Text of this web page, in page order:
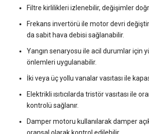
Filtre kirlilikleri izlenebilir, değişimler
Frekans invertörü ile motor devri
da sabit hava debisi sağlanabilir.
Yangın senaryosu ile acil durumlar için
önlemleri uygulanabilir.
İki veya üç yollu vanalar vasıtası ile
Elektrikli ısıtıcılarda tristör vasıtası ile
kontrolü sağlanır.
Damper motoru kullanılarak damper
oransal olarak kontrol edilebilir.